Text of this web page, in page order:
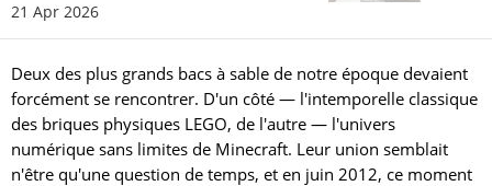
21 Apr 2026
Deux des plus grands bacs à sable de notre époque devaient
forcément se rencontrer. D'un côté — l'intemporelle classique
des briques physiques LEGO, de l'autre — l'univers
numérique sans limites de Minecraft. Leur union semblait
n'être qu'une question de temps, et en juin 2012, ce moment